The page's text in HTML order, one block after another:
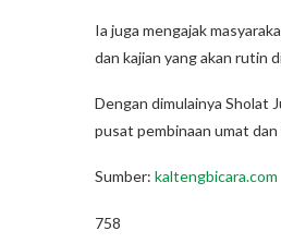
Ia juga mengajak
dan kajian yang akan rutin
Dengan dimulainya Sholat
pusat pembinaan umat
Sumber: kaltengbicara.com
758